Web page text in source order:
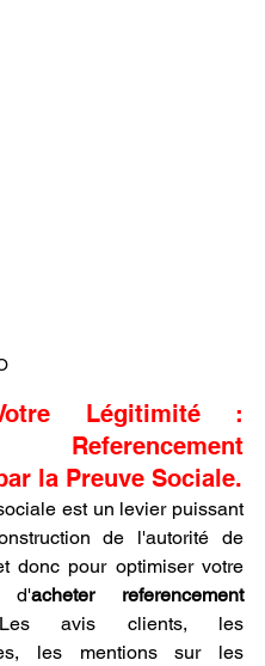
Légitimité :
Referencement
la Preuve Sociale.
est un levier puissant
de l'autorité de
donc pour optimiser votre
d'acheter referencement
avis clients, les
les mentions sur les